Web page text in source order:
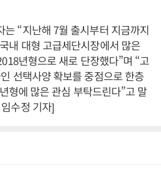
는 “지난해 7월 출시부터 지금까지
내 대형 고급세단시장에서 많은
년형으로 새로 단장했다”며 “고
선택사양 확보를 중점으로 한층
형에 많은 관심 부탁드린다”고 말
수정 기자]